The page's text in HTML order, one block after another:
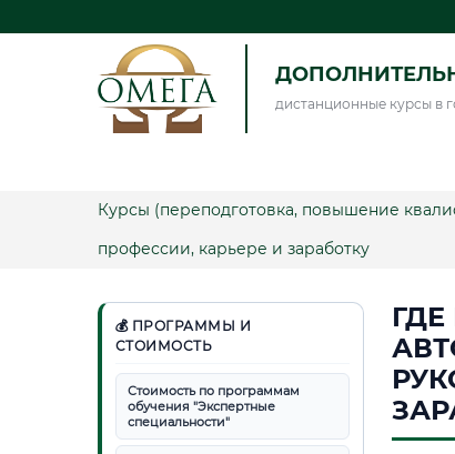
дистанционные курсы в
Курсы (переподготовка, повышение
профессии, карьере и заработку
💰 ПРОГРАММЫ И
СТОИМОСТЬ
Стоимость по программам
обучения "Экспертные
специальности"